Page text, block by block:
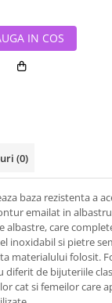
IN COS
(0)
baza rezistenta a
emailat in
albastre, care
inoxidabil si pietre
materialului folosit.
diferit de bijuteriile
cat si femeilor care